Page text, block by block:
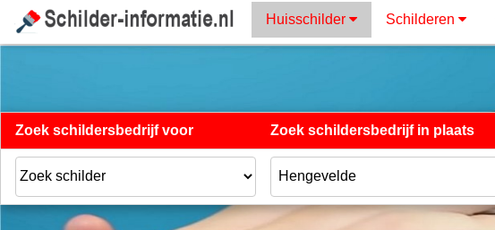
Huisschilder Schilderen
Zoek schildersbedrijf voor Zoek schildersbedrijf in plaats